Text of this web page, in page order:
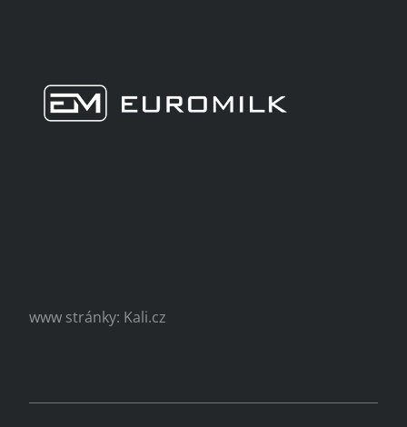
www stránky: Kali.cz